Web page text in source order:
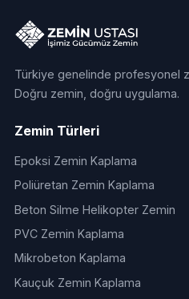
Türkiye genelinde profesyonel
Doğru zemin, doğru uygulama.
Zemin Türleri
Epoksi Zemin Kaplama
Poliüretan Zemin Kaplama
Beton Silme Helikopter Zemin
PVC Zemin Kaplama
Mikrobeton Kaplama
Kauçuk Zemin Kaplama